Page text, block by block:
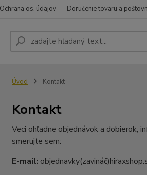
Ochrana os. údajov Doručenie tovaru a
Úvod Kontakt
Kontakt
Veci ohľadne objednávok a dobierok,
smerujte sem:
E-mail: